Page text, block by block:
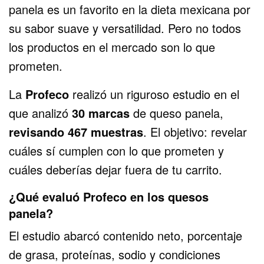
panela es un favorito en la dieta mexicana por
su sabor suave y versatilidad. Pero no todos
los productos en el mercado son lo que
prometen.
La Profeco realizó un riguroso estudio en el
que analizó30 marcas de queso panela,
revisando 467 muestras. El objetivo: revelar
cuáles sí cumplen con lo que prometen y
cuáles deberías dejar fuera de tu carrito.
¿Qué evaluó Profeco en los quesos
panela?
El estudio abarcó contenido neto, porcentaje
de grasa, proteínas, sodio y condiciones